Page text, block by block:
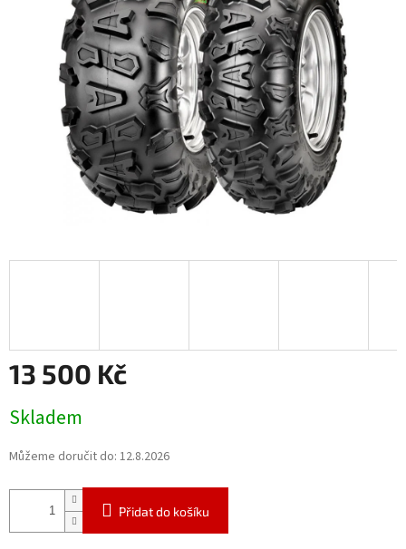
hvězdiček.
13 500 Kč
cena:
Skladem
Můžeme doručit do: 12.8.2026
Přidat do košíku